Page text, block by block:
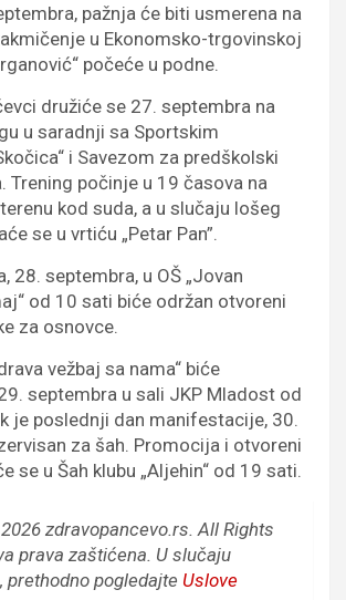
pažnja će biti usmerena na
u Ekonomsko-trgovinskoj
počeće u podne.
družiće se 27. septembra na
u saradnji sa Sportskim
i Savezom za predškolski
Trening počinje u 19 časova na
kod suda, a u slučaju lošeg
se u vrtiću „Petar Pan”.
28. septembra, u OŠ „Jovan
od 10 sati biće održan otvoreni
za osnovce.
vežbaj sa nama“ biće
septembra u sali JKP Mladost od
je poslednji dan manifestacije, 30.
za šah. Promocija i otvoreni
se u Šah klubu „Aljehin“ od 19 sati.
zdravopancevo.rs. All Rights
prava zaštićena. U slučaju
prethodno pogledajte Uslove